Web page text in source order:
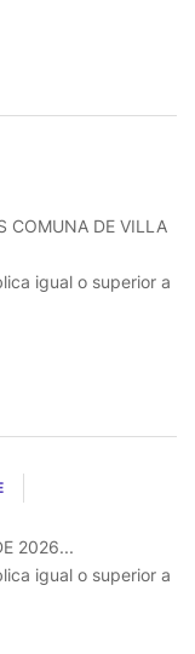
COMUNA DE VILLA
igual o superior a
2026...
igual o superior a